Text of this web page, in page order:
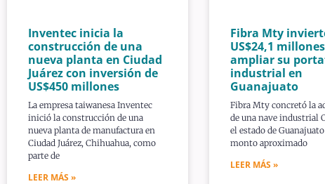
Inventec inicia la
construcción de una
nueva planta en Ciudad
Juárez con inversión de
US$450 millones
La empresa taiwanesa Inventec
inició la construcción de una
nueva planta de manufactura en
Ciudad Juárez, Chihuahua, como
parte de
LEER MÁS »
Fibra Mty
US$24,1
ampliar su
industrial en
Guanajuato
Fibra Mty concretó la
de una nave industrial
el estado de
monto aproximado
LEER MÁS »